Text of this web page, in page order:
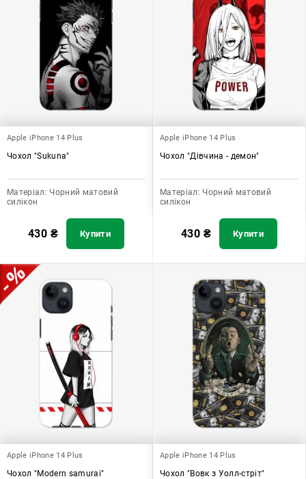
Apple iPhone 14 Plus
Чохол "Sukuna"
Матеріал: Чорний матовий
силікон
430 ₴ Купити
Apple iPhone 14 Plus
Чохол "Дівчина - демон"
Матеріал: Чорний матовий
силікон
430 ₴ Купити
Apple iPhone 14 Plus
Чохол "Modern samurai"
Apple iPhone 14 Plus
Чохол "Вовк з Уолл-стріт"